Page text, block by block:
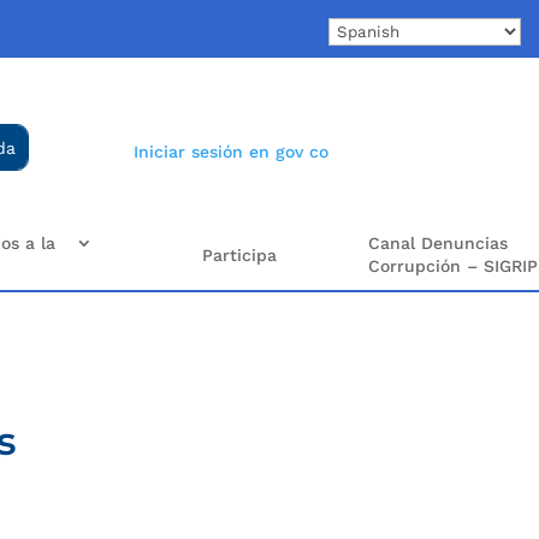
Iniciar sesión en gov co
a la
Participa
Canal Denuncias
Corrupción – SIGRIP